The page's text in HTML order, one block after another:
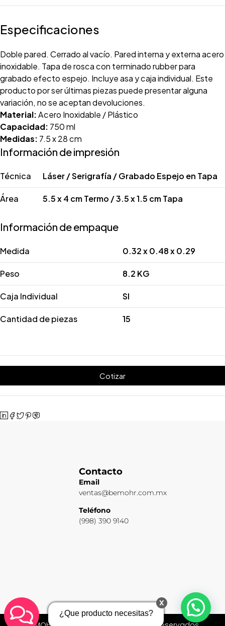
Especificaciones
Doble pared. Cerrado al vacío. Pared interna y externa acero
inoxidable. Tapa de rosca con terminado rubber para
grabado efecto espejo. Incluye asa y caja individual. Este
producto por ser últimas piezas puede presentar alguna
variación, no se aceptan devoluciones.
Material:Acero Inoxidable / Plástico
Capacidad: 750 ml
Medidas: 7.5 x 28 cm
Información de impresión
Técnica Láser / Serigrafía / Grabado Espejo en Tapa
Área 5.5 x 4 cm Termo / 3.5 x 1.5 cm Tapa
Información de empaque
Medida 0.32 x 0.48 x 0.29
Peso 8.2 KG
Caja Individual SI
Cantidad de piezas 15
Cotizar
Contacto
Email
ventas@bemohr.com.mx
Teléfono
(998) 390 9140
¿Que producto necesitas?
x